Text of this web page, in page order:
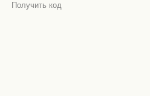
Получить код